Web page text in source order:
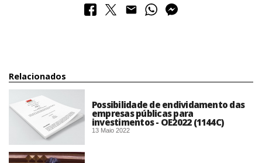
Relacionados
Possibilidade de endividamento das
empresas públicas para
investimentos - OE2022 (1144C)
13 Maio 2022